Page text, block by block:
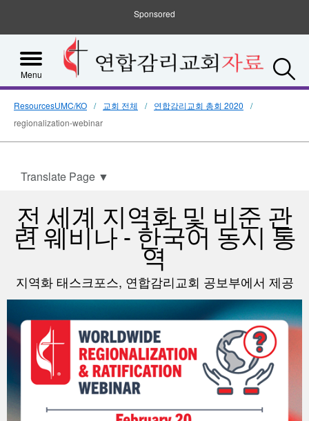
Sponsored
Menu
ResourcesUMC/KO 교회 전체
연합감리교회 총회 2020
regionalization-webinar
Translate Page ▼
전 세계 지역화 및 비준 관
련 웨비나 - 한국어 동시 통
역
지역화 태스크포스, 연합감리교회 공보부에서 제공